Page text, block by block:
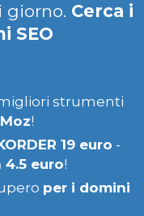
giorno. Cerca i
SEO
strumenti
!
19 euro -
euro!
per i domini